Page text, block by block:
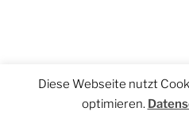
Diese Webseite nutzt
optimieren.